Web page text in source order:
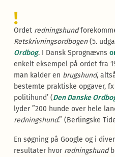
!
Ordet redningshund
Retskrivningsordbogen(5.
Ordbog. I Dansk Sprognævns
enkelt eksempel på ordet fra
man kalder en brugshund,
bestemte praktiske opgaver,
politihund’ (Den Danske
lyder ”200 hunde over hele
redningshund.” (Berlingske
En søgning på Google og i
resultater hvor redningshund